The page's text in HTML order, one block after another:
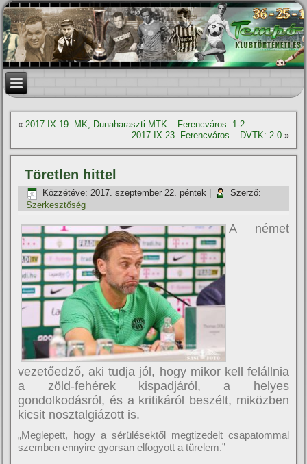
«2017.IX.19. MK, Dunaharaszti MTK – Ferencváros: 1-2
2017.IX.23. Ferencváros – DVTK: 2-0»
Töretlen hittel
Közzétéve: 2017. szeptember 22. péntek
Szerző:
Szerkesztőség
A német
vezetőedző, aki tudja jól, hogy mikor kell felállnia
a zöld-fehérek kispadjáról, a helyes
gondolkodásról, és a kritikáról beszélt, miközben
kicsit nosztalgiázott is.
„Meglepett, hogy a sérülésektől megtizedelt csapatommal
szemben ennyire gyorsan elfogyott a türelem.”